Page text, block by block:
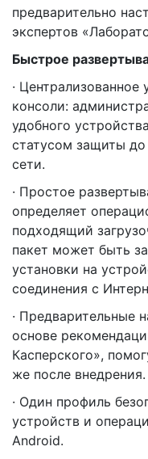
предварительно
экспертов
Быстрое
· Централизованное
консоли:
удобного
статусом защиты
сети.
· Простое
определяет
подходящий
пакет может быть
установки на
соединения с
· Предварительные
основе
Касперского»,
же после внедрения.
· Один профиль
устройств и
Android.